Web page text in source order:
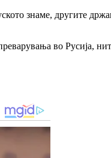
знаме, другите
во Русија,